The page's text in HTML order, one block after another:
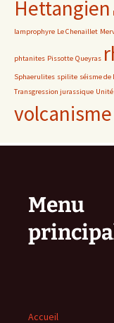
Hettangien
lamprophyre Le Chenaillet
phtanites Pissotte Queyras
Sphaerulites spilite séisme de
Transgression jurassique
volcanisme
Menu
Accueil